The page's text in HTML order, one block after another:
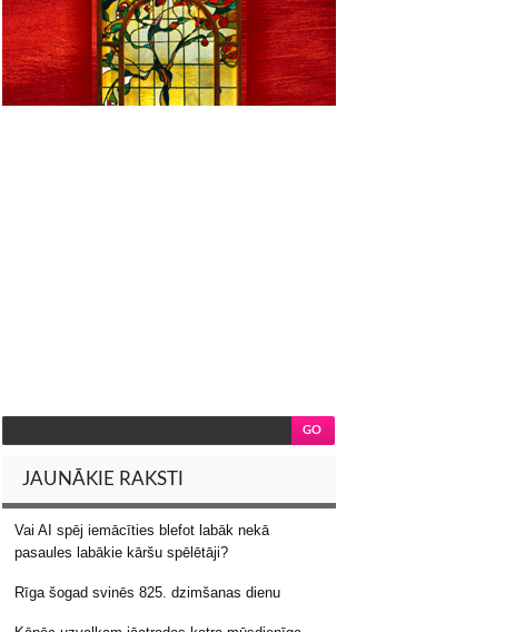
JAUNĀKIE RAKSTI
Vai AI spēj iemācīties blefot labāk nekā
pasaules labākie kāršu spēlētāji?
Rīga šogad svinēs 825. dzimšanas dienu